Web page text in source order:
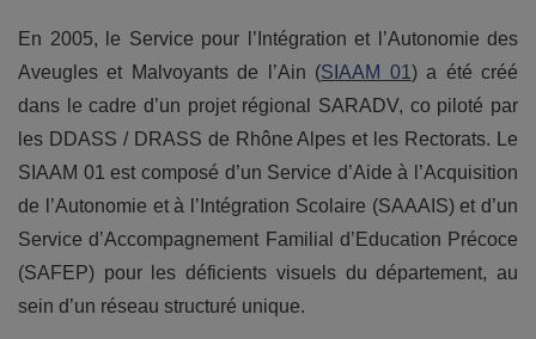
En 2005, le Service pour l’Intégration et l’Autonomie des
Aveugles et Malvoyants de l’Ain (SIAAM 01 ) a été créé
dans le cadre d’un projet régional SARADV, co piloté par
les DDASS / DRASS de Rhône Alpes et les Rectorats. Le
SIAAM 01 est composé d’un Service d’Aide à l’Acquisition
de l’Autonomie et à l’Intégration Scolaire (SAAAIS) et d’un
Service d’Accompagnement Familial d’Education Précoce
(SAFEP) pour les déficients visuels du département, au
sein d’un réseau structuré unique.